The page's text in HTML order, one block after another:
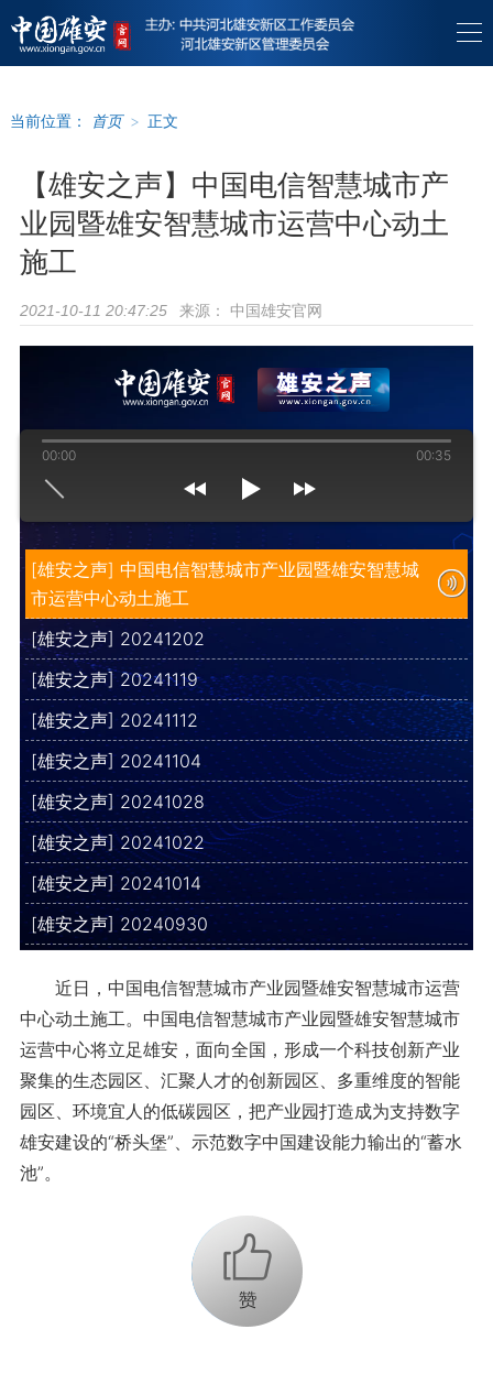
当前位置： 首页 > 正文
【雄安之声】中国电信智慧城市产
业园暨雄安智慧城市运营中心动土
施工
2021-10-11 20:47:25 来源： 中国雄安官网
[雄安之声] 中国电信智慧城市产业园暨雄安智慧城
市运营中心动土施工
[雄安之声] 20241202
[雄安之声] 20241119
[雄安之声] 20241112
[雄安之声] 20241104
[雄安之声] 20241028
[雄安之声] 20241022
[雄安之声] 20241014
[雄安之声] 20240930
00:00 00:35
近日，中国电信智慧城市产业园暨雄安智慧城市运营
中心动土施工。中国电信智慧城市产业园暨雄安智慧城市
运营中心将立足雄安，面向全国，形成一个科技创新产业
聚集的生态园区、汇聚人才的创新园区、多重维度的智能
园区、环境宜人的低碳园区，把产业园打造成为支持数字
雄安建设的“桥头堡”、示范数字中国建设能力输出的“蓄水
池”。
+1